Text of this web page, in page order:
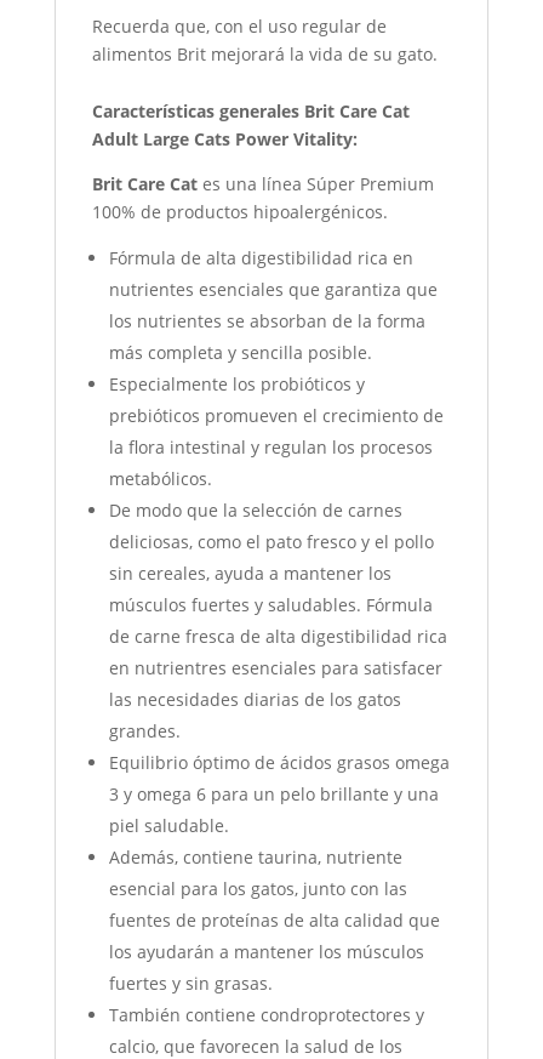
Recuerda que, con el uso regular de
alimentos Brit mejorará la vida de su gato.
Características generales Brit Care Cat
Adult Large Cats Power Vitality:
Brit Care Cates una línea Súper Premium
100% de productos hipoalergénicos.
Fórmula de alta digestibilidad rica en
nutrientes esenciales que garantiza que
los nutrientes se absorban de la forma
más completa y sencilla posible.
Especialmente los probióticos y
prebióticos promueven el crecimiento de
la flora intestinal y regulan los procesos
metabólicos.
De modo que la selección de carnes
deliciosas, como el pato fresco y el pollo
sin cereales, ayuda a mantener los
músculos fuertes y saludables. Fórmula
de carne fresca de alta digestibilidad rica
en nutrientres esenciales para satisfacer
las necesidades diarias de los gatos
grandes.
Equilibrio óptimo de ácidos grasos omega
3 y omega 6 para un pelo brillante y una
piel saludable.
Además, contiene taurina, nutriente
esencial para los gatos, junto con las
fuentes de proteínas de alta calidad que
los ayudarán a mantener los músculos
fuertes y sin grasas.
También contiene condroprotectores y
calcio, que favorecen la salud de los